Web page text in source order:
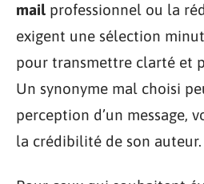
mail professionnel ou la
exigent une sélection
pour transmettre clarté et
Un synonyme mal choisi
perception d’un message,
la crédibilité de son auteur.